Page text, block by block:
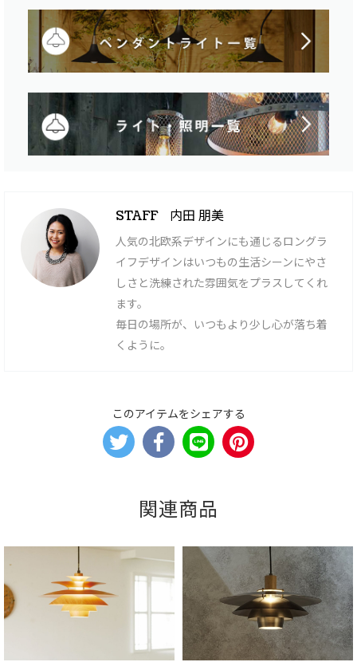
STAFF 内田 朋美
人気の北欧系デザインにも通じるロングラ
イフデザインはいつもの生活シーンにやさ
しさと洗練された雰囲気をプラスしてくれ
ます。
毎日の場所が、いつもより少し心が落ち着
くように。
このアイテムをシェアする
関連商品